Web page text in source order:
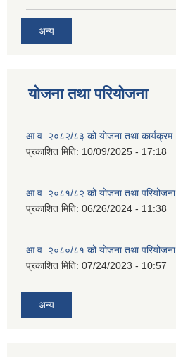
अन्य
योजना तथा परियोजना
आ.व. २०८२/८३ को योजना तथा कार्यक्रम
प्रकाशित मिति: 10/09/2025 - 17:18
आ.व. २०८१/८२ को योजना तथा परियोजना
प्रकाशित मिति: 06/26/2024 - 11:38
आ.व. २०८०/८१ को योजना तथा परियोजना
प्रकाशित मिति: 07/24/2023 - 10:57
अन्य